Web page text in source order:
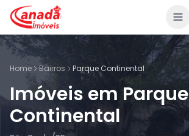
Home Bairros Parque Continental
Imóveis em Parque
Continental